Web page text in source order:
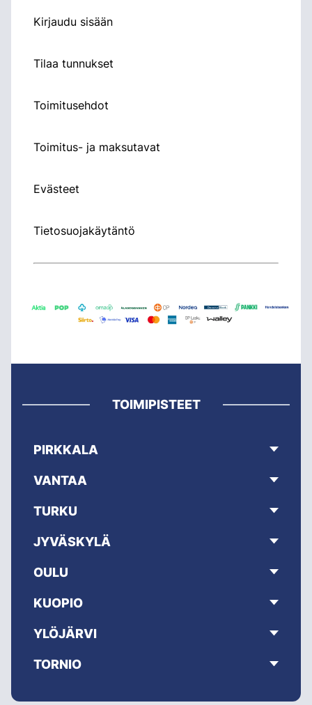
Kirjaudu sisään
Tilaa tunnukset
Toimitusehdot
Toimitus- ja maksutavat
Evästeet
Tietosuojakäytäntö
TOIMIPISTEET
PIRKKALA
VANTAA
TURKU
JYVÄSKYLÄ
OULU
KUOPIO
YLÖJÄRVI
TORNIO